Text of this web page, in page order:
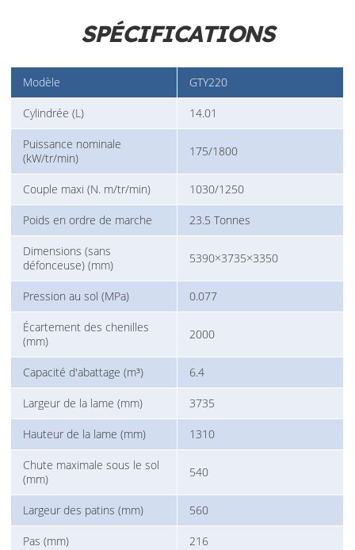
SPÉCIFICATIONS
Modèle GTY220
Cylindrée (L) 14.01
Puissance nominale
(kW/tr/min)
175/1800
Couple maxi (N. m/tr/min) 1030/1250
Poids en ordre de marche 23.5 Tonnes
Dimensions (sans
défonceuse) (mm)
5390×3735×3350
Pression au sol (MPa) 0.077
Écartement des chenilles
(mm)
2000
Capacité d'abattage (m³) 6.4
Largeur de la lame (mm) 3735
Hauteur de la lame (mm) 1310
Chute maximale sous le sol
(mm)
540
Largeur des patins (mm) 560
Pas (mm) 216